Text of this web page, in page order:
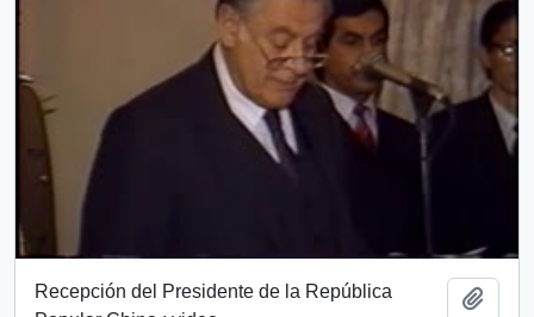
Recepción del Presidente de la República